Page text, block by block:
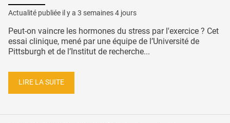
Actualité publiée il y a 3 semaines 4 jours
Peut-on vaincre les hormones du stress par l'exercice ? Cet
essai clinique, mené par une équipe de l’Université de
Pittsburgh et de l’Institut de recherche...
LIRE LA SUITE